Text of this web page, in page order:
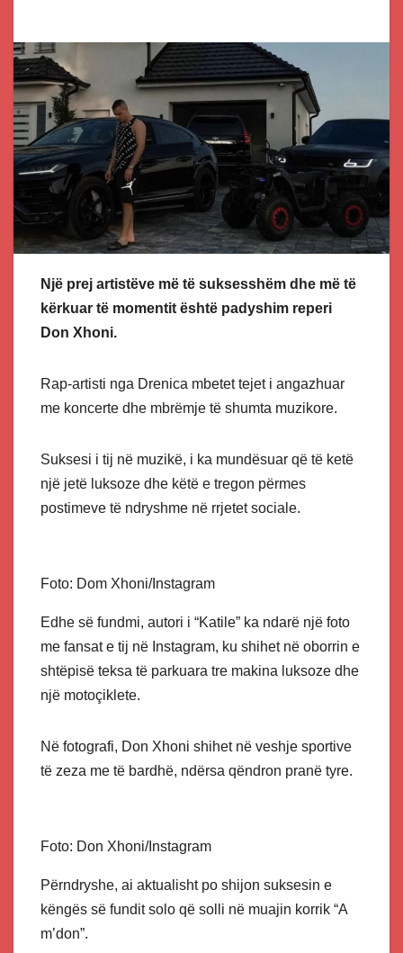
Një prej artistëve më të suksesshëm dhe më të
kërkuar të momentit është padyshim reperi
Don Xhoni.
Rap-artisti nga Drenica mbetet tejet i angazhuar
me koncerte dhe mbrëmje të shumta muzikore.
Suksesi i tij në muzikë, i ka mundësuar që të ketë
një jetë luksoze dhe këtë e tregon përmes
postimeve të ndryshme në rrjetet sociale.
Foto: Dom Xhoni/Instagram
Edhe së fundmi, autori i “Katile” ka ndarë një foto
me fansat e tij në Instagram, ku shihet në oborrin e
shtëpisë teksa të parkuara tre makina luksoze dhe
një motoçiklete.
Në fotografi, Don Xhoni shihet në veshje sportive
të zeza me të bardhë, ndërsa qëndron pranë tyre.
Foto: Don Xhoni/Instagram
Përndryshe, ai aktualisht po shijon suksesin e
këngës së fundit solo që solli në muajin korrik “A
m’don”.